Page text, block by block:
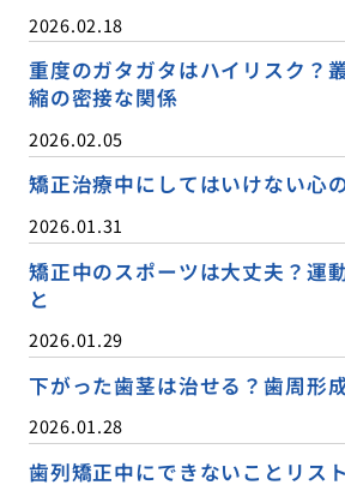
2026.02.18
重度のガタガタはハイリスク？
縮の密接な関係
2026.02.05
矯正治療中にしてはいけない心
2026.01.31
矯正中のスポーツは大丈夫？運
と
2026.01.29
下がった歯茎は治せる？歯周形
2026.01.28
歯列矯正中にできないことリス